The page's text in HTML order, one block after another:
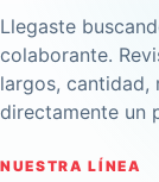
Llegaste
colaborante.
largos, cantidad,
directamente un
NUESTRA LÍNEA